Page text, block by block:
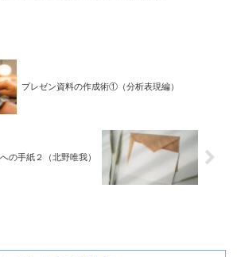
プレゼン資料の作成術①（分析表現編）
の手紙２（北野唯我）